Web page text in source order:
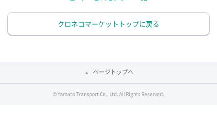
クロネコマーケットトップに戻る
ページトップへ
© Yamato Transport Co., Ltd. All Rights Reserved.